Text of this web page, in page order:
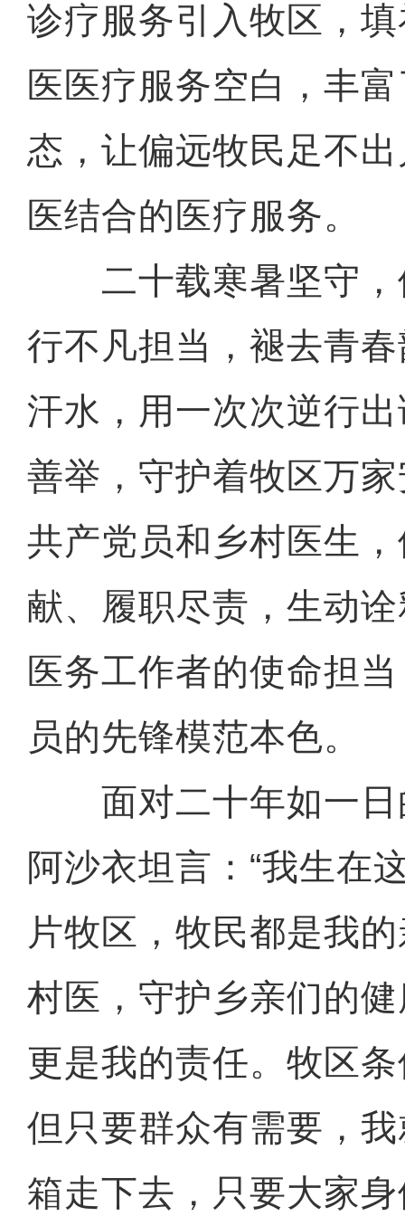
诊疗服务引入牧区，
医医疗服务空白，丰
态，让偏远牧民足不
医结合的医疗服务。
二十载寒暑坚守，
行不凡担当，褪去青
汗水，用一次次逆行
善举，守护着牧区万
共产党员和乡村医生
献、履职尽责，生动
医务工作者的使命担
员的先锋模范本色。
面对二十年如一日
阿沙衣坦言：“我生在
片牧区，牧民都是我
村医，守护乡亲们的
更是我的责任。牧区
但只要群众有需要，
箱走下去，只要大家